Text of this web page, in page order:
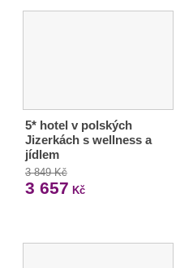
5* hotel v polských
Jizerkách s wellness a
jídlem
3 849 Kč
3 657 Kč